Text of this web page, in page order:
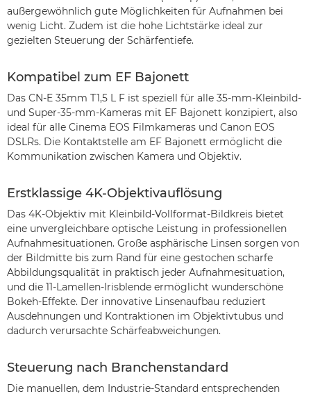
außergewöhnlich gute Möglichkeiten für Aufnahmen bei
wenig Licht. Zudem ist die hohe Lichtstärke ideal zur
gezielten Steuerung der Schärfentiefe.
Kompatibel zum EF Bajonett
Das CN-E 35mm T1,5 L F ist speziell für alle 35-mm-Kleinbild-
und Super-35-mm-Kameras mit EF Bajonett konzipiert, also
ideal für alle Cinema EOS Filmkameras und Canon EOS
DSLRs. Die Kontaktstelle am EF Bajonett ermöglicht die
Kommunikation zwischen Kamera und Objektiv.
Erstklassige 4K-Objektivauflösung
Das 4K-Objektiv mit Kleinbild-Vollformat-Bildkreis bietet
eine unvergleichbare optische Leistung in professionellen
Aufnahmesituationen. Große asphärische Linsen sorgen von
der Bildmitte bis zum Rand für eine gestochen scharfe
Abbildungsqualität in praktisch jeder Aufnahmesituation,
und die 11-Lamellen-Irisblende ermöglicht wunderschöne
Bokeh-Effekte. Der innovative Linsenaufbau reduziert
Ausdehnungen und Kontraktionen im Objektivtubus und
dadurch verursachte Schärfeabweichungen.
Steuerung nach Branchenstandard
Die manuellen, dem Industrie-Standard entsprechenden